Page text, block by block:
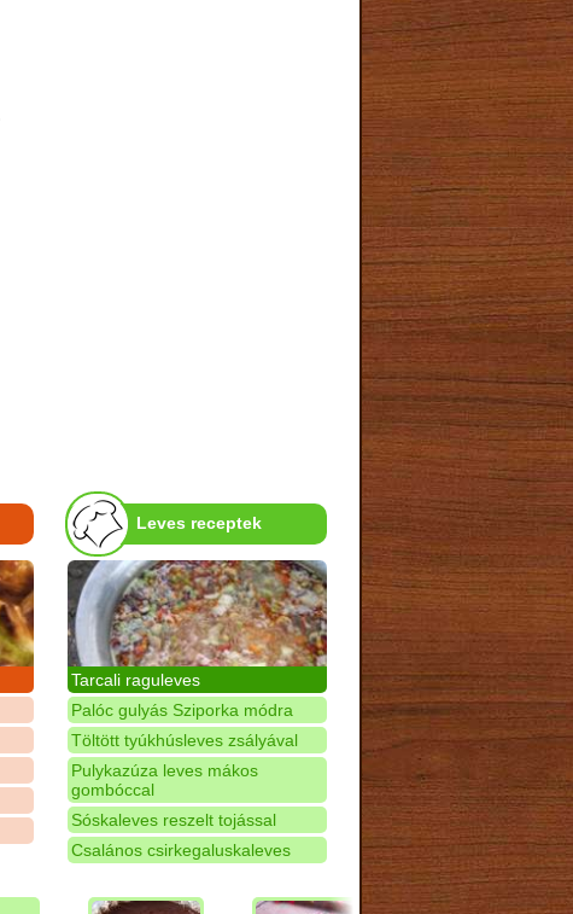
Leves receptek
Tarcali raguleves
Palóc gulyás Sziporka módra
Töltött tyúkhúsleves zsályával
Pulykazúza leves mákos
gombóccal
Sóskaleves reszelt tojással
Csalános csirkegaluskaleves